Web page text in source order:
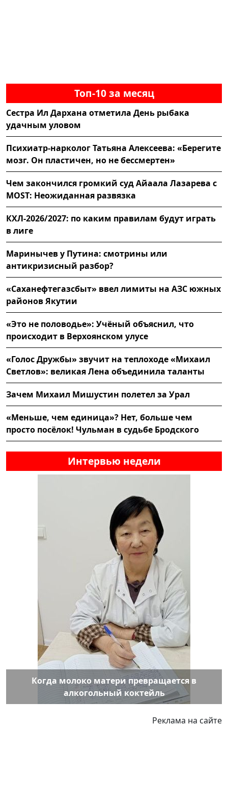
Топ-10 за месяц
Сестра Ил Дархана отметила День рыбака
удачным уловом
Психиатр-нарколог Татьяна Алексеева: «Берегите
мозг. Он пластичен, но не бессмертен»
Чем закончился громкий суд Айаала Лазарева с
MOST: Неожиданная развязка
КХЛ-2026/2027: по каким правилам будут играть
в лиге
Маринычев у Путина: смотрины или
антикризисный разбор?
«Саханефтегазсбыт» ввел лимиты на АЗС южных
районов Якутии
«Это не половодье»: Учёный объяснил, что
происходит в Верхоянском улусе
«Голос Дружбы» звучит на теплоходе «Михаил
Светлов»: великая Лена объединила таланты
Зачем Михаил Мишустин полетел за Урал
«Меньше, чем единица»? Нет, больше чем
просто посёлок! Чульман в судьбе Бродского
Интервью недели
Когда молоко матери превращается в
алкогольный коктейль
Реклама на сайте